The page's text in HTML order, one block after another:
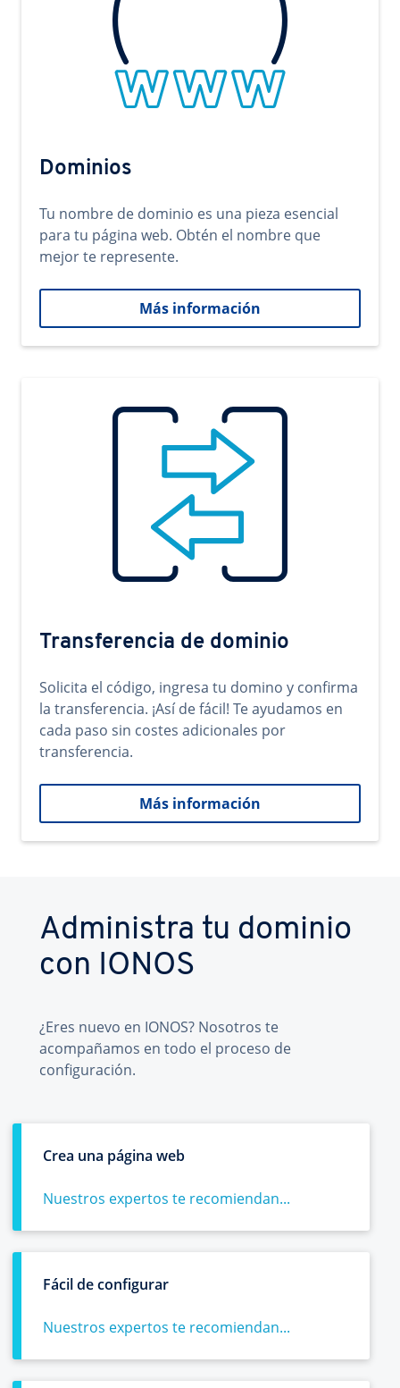
Dominios
Tu nombre de dominio es una pieza esencial
para tu página web. Obtén el nombre que
mejor te represente.
Más información
Transferencia de dominio
Solicita el código, ingresa tu domino y confirma
la transferencia. ¡Así de fácil! Te ayudamos en
cada paso sin costes adicionales por
transferencia.
Más información
Administra tu dominio
con IONOS
¿Eres nuevo en IONOS? Nosotros te
acompañamos en todo el proceso de
configuración.
Crea una página web
Nuestros expertos te recomiendan...
Fácil de configurar
Nuestros expertos te recomiendan...